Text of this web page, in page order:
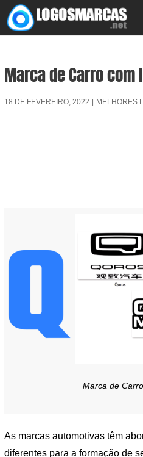
Skip
to
Marca de Carro com
18 DE FEVEREIRO, 2022 MELHORES
Marca de
As marcas automotivas têm
diferentes para a formação de